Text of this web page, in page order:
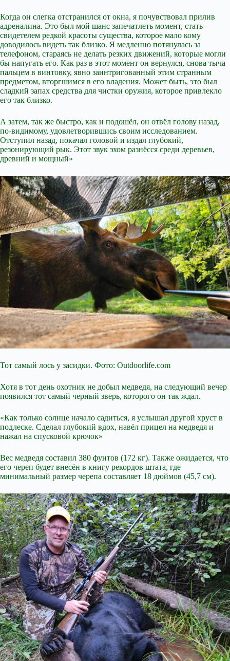
Когда он слегка отстранился от окна, я почувствовал прилив
адреналина. Это был мой шанс запечатлеть момент, стать
свидетелем редкой красоты существа, которое мало кому
доводилось видеть так близко. Я медленно потянулась за
телефоном, стараясь не делать резких движений, которые могли
бы напугать его. Как раз в этот момент он вернулся, снова тыча
пальцем в винтовку, явно заинтригованный этим странным
предметом, вторгшимся в его владения. Может быть, это был
сладкий запах средства для чистки оружия, которое привлекло
его так близко.
А затем, так же быстро, как и подошёл, он отвёл голову назад,
по-видимому, удовлетворившись своим исследованием.
Отступил назад, покачал головой и издал глубокий,
резонирующий рык. Этот звук эхом разнёсся среди деревьев,
древний и мощный»
Тот самый лось у засидки. Фото: Outdoorlife.com
Хотя в тот день охотник не добыл медведя, на следующий вечер
появился тот самый черный зверь, которого он так ждал.
«Как только солнце начало садиться, я услышал другой хруст в
подлеске. Сделал глубокий вдох, навёл прицел на медведя и
нажал на спусковой крючок»
Вес медведя составил 380 фунтов (172 кг). Также ожидается, что
его череп будет внесён в книгу рекордов штата, где
минимальный размер черепа составляет 18 дюймов (45,7 см).